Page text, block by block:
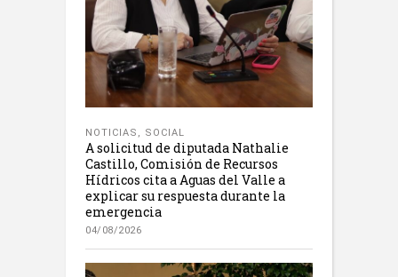
NOTICIAS , SOCIAL
A solicitud de diputada Nathalie
Castillo, Comisión de Recursos
Hídricos cita a Aguas del Valle a
explicar su respuesta durante la
emergencia
04/08/2026